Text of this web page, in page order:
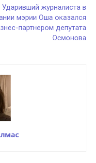
Ударивший журналиста в
мэрии Оша оказался
партнером депутата
Осмонова